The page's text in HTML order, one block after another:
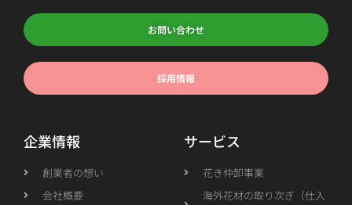
お問い合わせ
採用情報
企業情報
創業者の想い
会社概要
サービス
花き仲卸事業
海外花材の取り次ぎ（仕入